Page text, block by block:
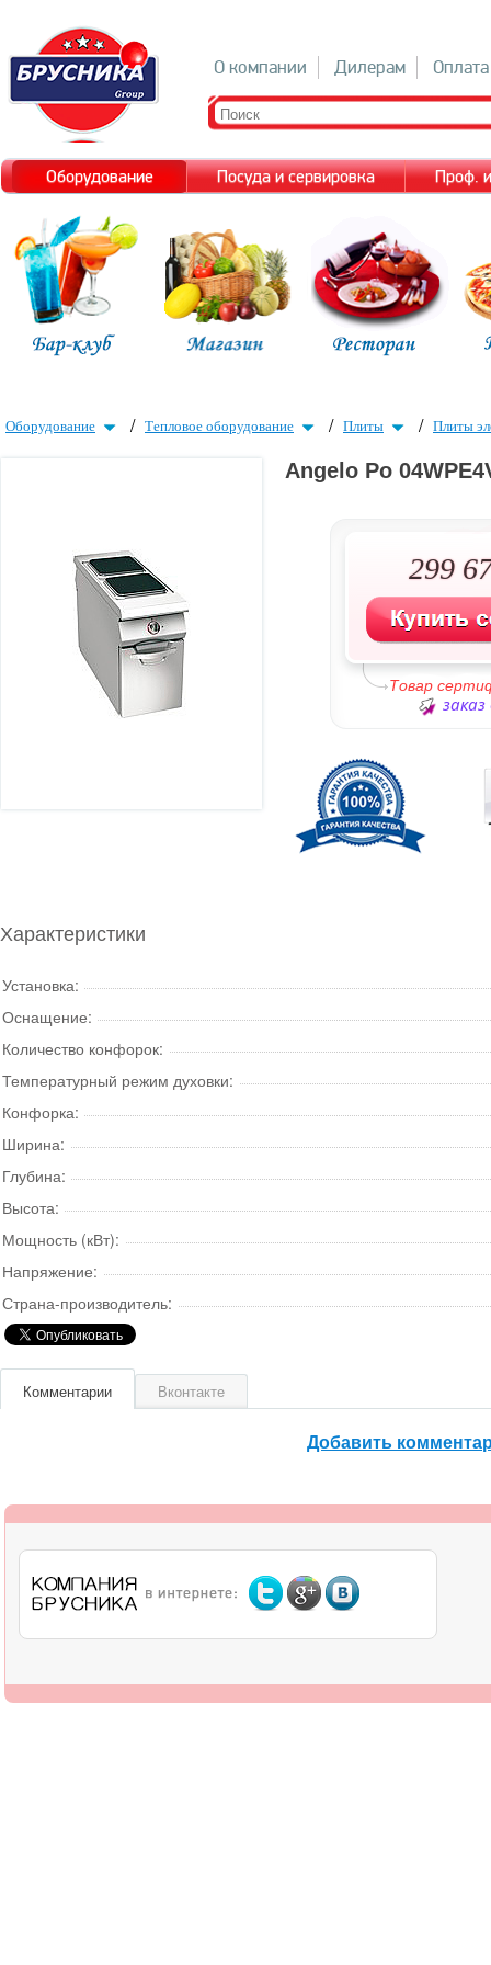
О компании Дилерам Оплата
Оборудование Посуда и сервировка Проф.
Оборудование / Тепловое оборудование / Плиты / Плиты
Angelo Po
299
Товар
заказ
Характеристики
Установка:
Оснащение:
Количество конфорок:
Температурный режим духовки:
Конфорка:
Ширина:
Глубина:
Высота:
Мощность (кВт):
Напряжение:
Страна-производитель:
Комментарии Вконтакте
Добавить